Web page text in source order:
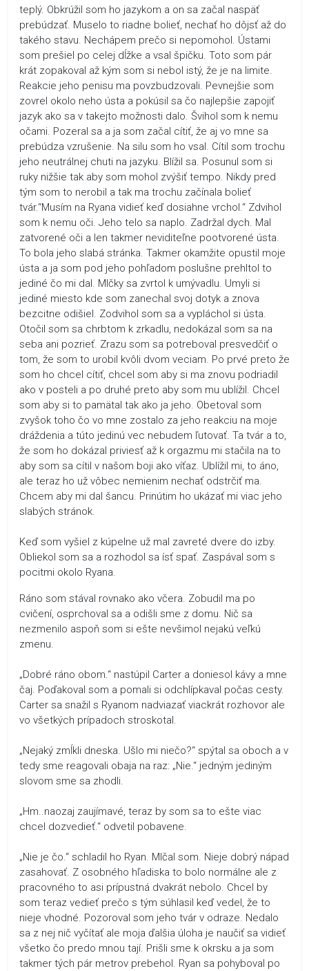
teplý. Obkrúžil som ho jazykom a on sa začal naspäť
prebúdzať. Muselo to riadne bolieť, nechať ho dôjsť až do
takého stavu. Nechápem prečo si nepomohol. Ústami
som prešiel po celej dĺžke a vsal špičku. Toto som pár
krát zopakoval až kým som si nebol istý, že je na limite.
Reakcie jeho penisu ma povzbudzovali. Pevnejšie som
zovrel okolo neho ústa a pokúsil sa čo najlepšie zapojiť
jazyk ako sa v takejto možnosti dalo. Švihol som k nemu
očami. Pozeral sa a ja som začal cítiť, že aj vo mne sa
prebúdza vzrušenie. Na silu som ho vsal. Cítil som trochu
jeho neutrálnej chuti na jazyku. Blížil sa. Posunul som si
ruky nižšie tak aby som mohol zvýšiť tempo. Nikdy pred
tým som to nerobil a tak ma trochu začínala bolieť
tvár.“Musím na Ryana vidieť keď dosiahne vrchol.“ Zdvihol
som k nemu oči. Jeho telo sa naplo. Zadržal dych. Mal
zatvorené oči a len takmer neviditeľne pootvorené ústa.
To bola jeho slabá stránka. Takmer okamžite opustil moje
ústa a ja som pod jeho pohľadom poslušne prehltol to
jediné čo mi dal. Mlčky sa zvrtol k umývadlu. Umyli si
jediné miesto kde som zanechal svoj dotyk a znova
bezcitne odišiel. Zodvihol som sa a vypláchol si ústa.
Otočil som sa chrbtom k zrkadlu, nedokázal som sa na
seba ani pozrieť. Zrazu som sa potreboval presvedčiť o
tom, že som to urobil kvôli dvom veciam. Po prvé preto že
som ho chcel cítiť, chcel som aby si ma znovu podriadil
ako v posteli a po druhé preto aby som mu ublížil. Chcel
som aby si to pamätal tak ako ja jeho. Obetoval som
zvyšok toho čo vo mne zostalo za jeho reakciu na moje
dráždenia a túto jedinú vec nebudem ľutovať. Ta tvár a to,
že som ho dokázal priviesť až k orgazmu mi stačila na to
aby som sa cítil v našom boji ako víťaz. Ublížil mi, to áno,
ale teraz ho už vôbec nemienim nechať odstrčiť ma.
Chcem aby mi dal šancu. Prinútim ho ukázať mi viac jeho
slabých stránok.
Keď som vyšiel z kúpelne už mal zavreté dvere do izby.
Obliekol som sa a rozhodol sa ísť spať. Zaspával som s
pocitmi okolo Ryana.
Ráno som stával rovnako ako včera. Zobudil ma po
cvičení, osprchoval sa a odišli sme z domu. Nič sa
nezmenilo aspoň som si ešte nevšimol nejakú veľkú
zmenu.
„Dobré ráno obom.“ nastúpil Carter a doniesol kávy a mne
čaj. Poďakoval som a pomali si odchlípkaval počas cesty.
Carter sa snažil s Ryanom nadviazať viackrát rozhovor ale
vo všetkých prípadoch stroskotal.
„Nejaký zmĺkli dneska. Ušlo mi niečo?“ spýtal sa oboch a v
tedy sme reagovali obaja na raz: „Nie.“ jedným jediným
slovom sme sa zhodli.
„Hm..naozaj zaujímavé, teraz by som sa to ešte viac
chcel dozvedieť.“ odvetil pobavene.
„Nie je čo.“ schladil ho Ryan. Mlčal som. Nieje dobrý nápad
zasahovať. Z osobného hľadiska to bolo normálne ale z
pracovného to asi prípustná dvakrát nebolo. Chcel by
som teraz vedieť prečo s tým súhlasil keď vedel, že to
nieje vhodné. Pozoroval som jeho tvár v odraze. Nedalo
sa z nej nič vyčítať ale moja ďalšia úloha je naučiť sa vidieť
všetko čo predo mnou tají. Prišli sme k okrsku a ja som
takmer tých pár metrov prebehol. Ryan sa pohyboval po